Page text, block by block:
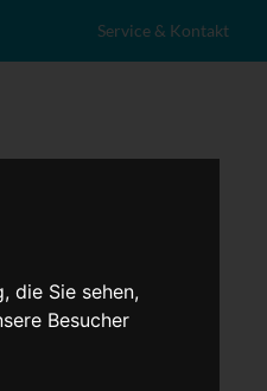
die Sie sehen,
Besucher
Service & Kontakt